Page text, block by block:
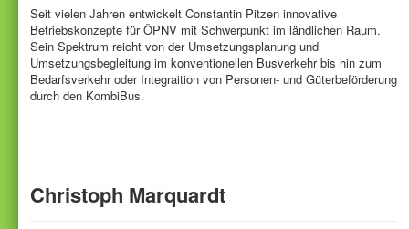
Seit vielen Jahren entwickelt Constantin Pitzen innovative
Betriebskonzepte für ÖPNV mit Schwerpunkt im ländlichen Raum.
Sein Spektrum reicht von der Umsetzungsplanung und
Umsetzungsbegleitung im konventionellen Busverkehr bis hin zum
Bedarfsverkehr oder Integraition von Personen- und Güterbeförderung
durch den KombiBus.
Christoph Marquardt